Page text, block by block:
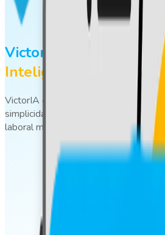
VictorIA:
Control de
Inteligencia Artificial
VictorIA es la evolución del control
simplicidad, automatización y mejora
laboral mediante la IA.